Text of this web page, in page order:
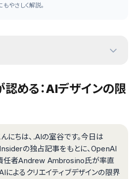
もやさしく解説。
める：AIデザインの限
にちは、.AIの室谷です。今日は
の独占記事をもとに、OpenAI
任者Andrew Ambrosino氏が率直
によるクリエイティブデザインの限界